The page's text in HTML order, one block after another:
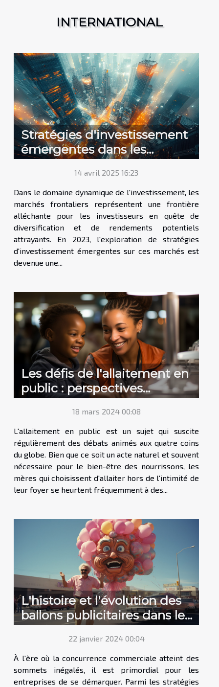
INTERNATIONAL
Stratégies d'investissement
émergentes dans les
marchés frontaliers en 2023
14 avril 2025 16:23
Dans le domaine dynamique de l'investissement, les
marchés frontaliers représentent une frontière
alléchante pour les investisseurs en quête de
diversification et de rendements potentiels
attrayants. En 2023, l'exploration de stratégies
d'investissement émergentes sur ces marchés est
devenue une...
Les défis de l'allaitement en
public : perspectives
internationales
18 mars 2024 00:08
L'allaitement en public est un sujet qui suscite
régulièrement des débats animés aux quatre coins
du globe. Bien que ce soit un acte naturel et souvent
nécessaire pour le bien-être des nourrissons, les
mères qui choisissent d'allaiter hors de l'intimité de
leur foyer se heurtent fréquemment à des...
L'histoire et l'évolution des
ballons publicitaires dans le
marketing de rue
22 janvier 2024 00:04
À l'ère où la concurrence commerciale atteint des
sommets inégalés, il est primordial pour les
entreprises de se démarquer. Parmi les stratégies